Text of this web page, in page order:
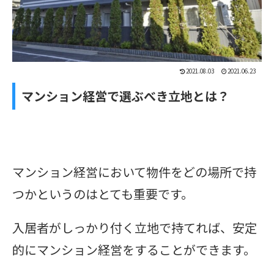
2021.08.03 2021.06.23
マンション経営で選ぶべき立地とは？
マンション経営において物件をどの場所で持
つかというのはとても重要です。
入居者がしっかり付く立地で持てれば、安定
的にマンション経営をすることができます。